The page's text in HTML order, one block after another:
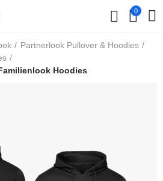
0
Partnerlook Pullover & Hoodies
Hoodies